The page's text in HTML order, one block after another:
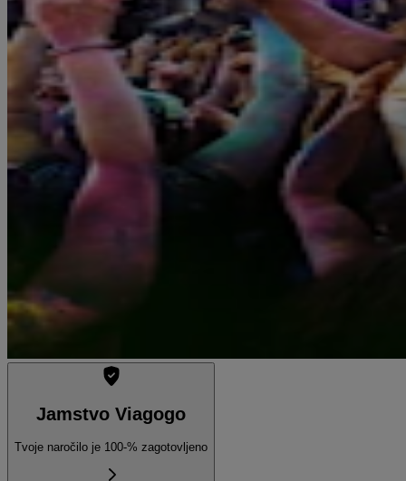
Jamstvo Viagogo
Tvoje naročilo je 100-% zagotovljeno